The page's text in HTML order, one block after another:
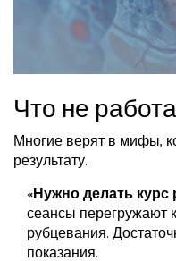
Что не
Многие верят в мифы,
результату.
«Нужно делать курс
сеансы перегружают
рубцевания.
показания.